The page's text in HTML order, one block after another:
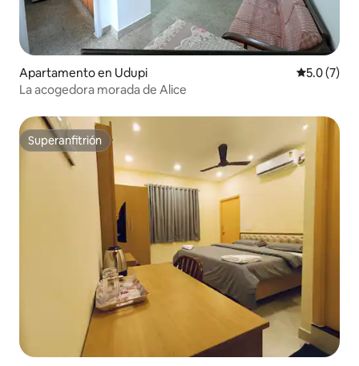
Apartamento en Udupi
5.0 (7)
La acogedora morada de Alice
Superanfitrión
Superanfitrión